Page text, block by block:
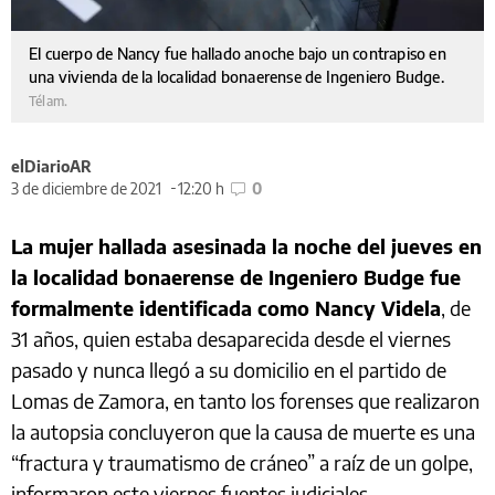
El cuerpo de Nancy fue hallado anoche bajo un contrapiso en
una vivienda de la localidad bonaerense de Ingeniero Budge.
Télam.
elDiarioAR
3 de diciembre de 2021
12:20 h 0
La mujer hallada asesinada la noche del jueves en
la localidad bonaerense de Ingeniero Budge fue
formalmente identificada como Nancy Videla, de
31 años, quien estaba desaparecida desde el viernes
pasado y nunca llegó a su domicilio en el partido de
Lomas de Zamora, en tanto los forenses que realizaron
la autopsia concluyeron que la causa de muerte es una
“fractura y traumatismo de cráneo” a raíz de un golpe,